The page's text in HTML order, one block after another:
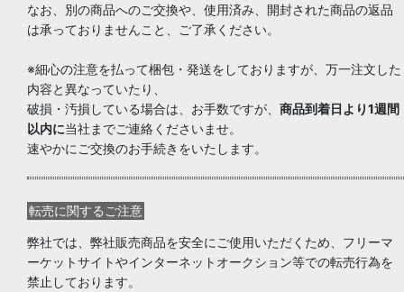
なお、別の商品へのご交換や、使用済み、開封された商品の返品
は承っておりませんこと、ご了承ください。
※細心の注意を払って梱包・発送をしておりますが、万一注文した
内容と異なっていたり、
破損・汚損している場合は、お手数ですが、 商品到着日より1週間
以内に当社までご連絡くださいませ。
速やかにご交換のお手続きをいたします。
転売に関するご注意
弊社では、弊社販売商品を安全にご使用いただくため、フリーマ
ーケットサイトやインターネットオークション等での転売行為を
禁止しております。